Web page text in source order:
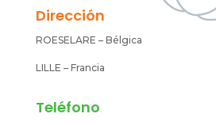
Dirección
ROESELARE – Bélgica
LILLE – Francia
Teléfono